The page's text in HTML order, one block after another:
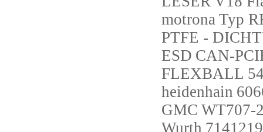
motrona Typ
PTFE -
ESD CAN-
FLEXBALL
heidenhain
GMC WT707-
Wurth